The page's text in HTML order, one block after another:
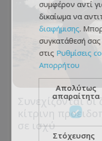
Συνεχίζονται
κίτρινη
σε ισχύ
συμφέρον αντί
δικαίωμα να
διαφήμισης.
συγκατάθεσή
στις Ρυθμίσεις
Απορρήτου
Απολύτως
απαραίτητα
Στόχευσης